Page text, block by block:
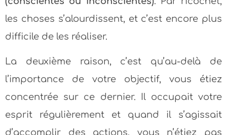
les choses s’alourdissent, et c’est encore plus
difficile de les réaliser.
La deuxième raison, c’est qu’au-delà de
l’importance de votre objectif, vous étiez
concentrée sur ce dernier. Il occupait votre
esprit régulièrement et quand il s’agissait
d’accomplir des actions, vous n’étiez pas